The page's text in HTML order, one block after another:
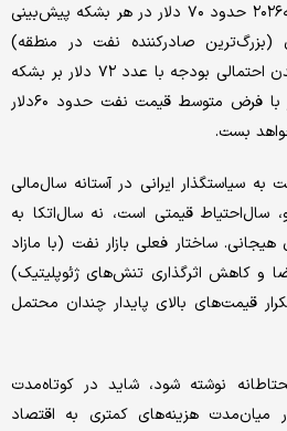
Ratings، قیمت نفت در بودجه۲۰۲۶ حدود ۷۰ دلار در هر بشکه پیش‌بینی
صادرکننده نفت در منطقه)
داده‌های اولیه حاکی از بسته‌شدن احتمالی بودجه ‌با عدد ۷۲ دلار بر بشکه
است. از سوی دیگر، روسیه نیز با فرض متوسط قیمت نفت حدود ۶۰دلار
به سیاستگذار ایرانی در آستانه سال‌مالی
قیمتی است، نه سال‌اتکا به
ساختار فعلی بازار نفت (با مازاد
و کاهش اثرگذاری تنش‌های ژئوپلیتیک)
قیمت‌های بالای پایدار چندان محتمل
نوشته شود، شاید در کوتاه‌مدت
میان‌مدت هزینه‌های کمتری به اقتصاد